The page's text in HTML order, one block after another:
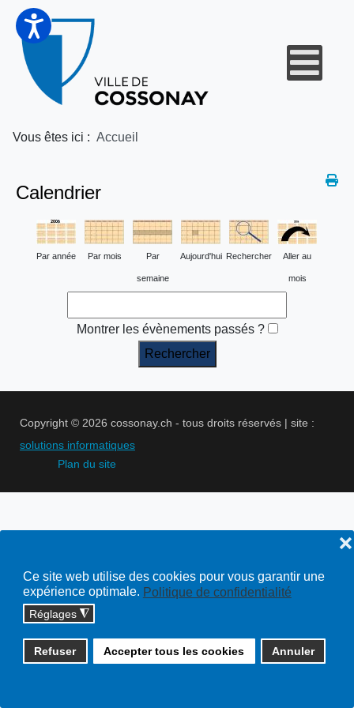
Ce site web utilise des cookies pour vous garantir une
expérience optimale. Politique de confidentialité
Réglages ◮
Refuser Accepter tous les cookies Annuler
❌
Vous êtes ici : Accueil
Calendrier
Par année Par mois Par
semaine
Aujourd'hui Rechercher Aller au
mois
Montrer les évènements passés ?
Copyright © 2026 cossonay.ch - tous droits réservés | site :
solutions informatiques
Plan du site